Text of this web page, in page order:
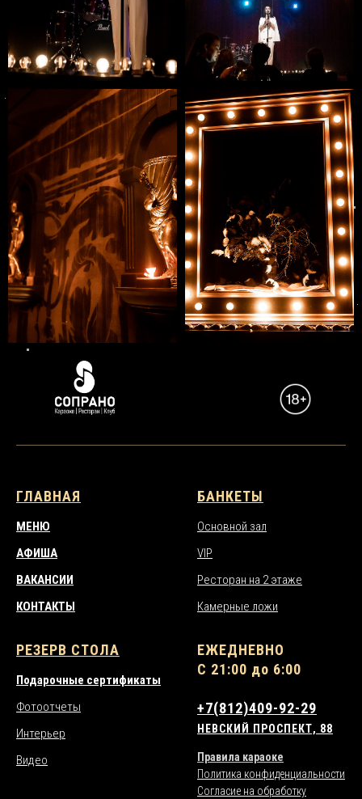
ГЛАВНАЯ
МЕНЮ
АФИША
ВАКАНСИИ
КОНТАКТЫ
БАНКЕТЫ
Основной зал
VIP
Ресторан на 2 этаже
Камерные ложи
РЕЗЕРВ СТОЛА
Подарочные сертификаты
Фотоотчеты
Интерьер
Видео
ЕЖЕДНЕВНО
С 21:00 до 6:00
+7(812)409-92-29
НЕВСКИЙ ПРОСПЕКТ, 88
Правила караоке
Политика конфиденциальности
Согласие на обработку